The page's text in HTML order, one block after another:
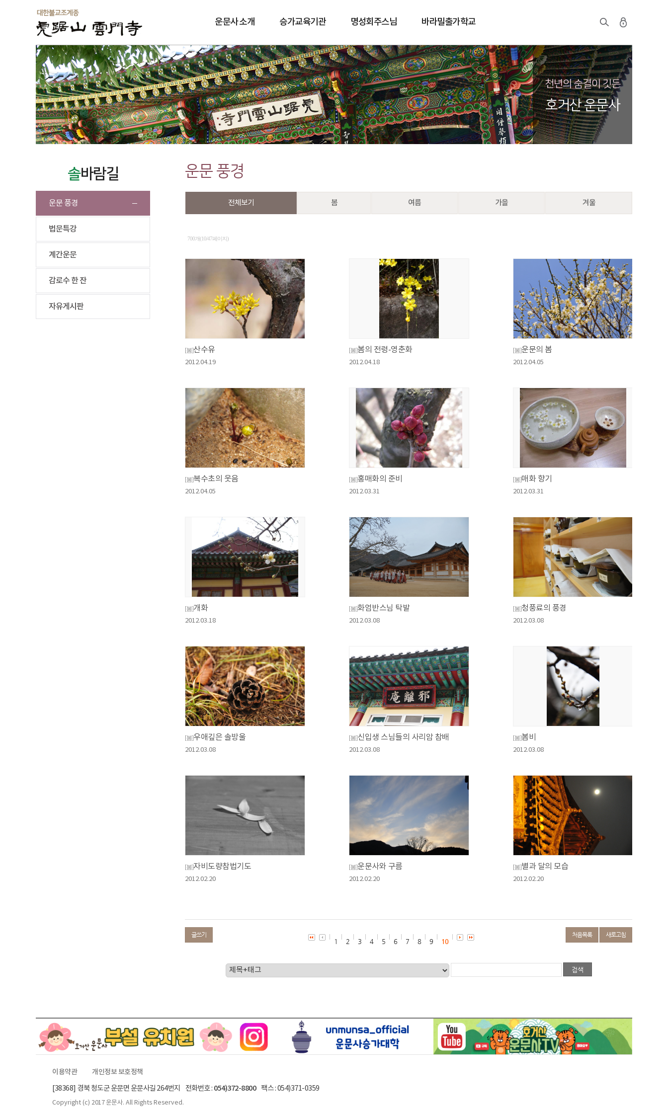
운문사 소개 승가교육기관 명성회주스님 바라밀출가학교
솔바람길
천년의 숨결이 깃든
호거산 운문사
솔바람길
운문 풍경
법문특강
계간운문
감로수 한 잔
자유게시판
운문 풍경
전체보기 봄 여름 가을 겨울
700개(10/47페이지)
[봄]산수유
2012.04.19
[봄]봄의 전령-영춘화
2012.04.18
[봄]운문의 봄
2012.04.05
[봄]복수초의 웃음
2012.04.05
[봄]홍매화의 준비
2012.03.31
[봄]매화 향기
2012.03.31
[봄]개화
2012.03.18
[봄]화엄반스님 탁발
2012.03.08
[봄]청풍료의 풍경
2012.03.08
[봄]우애깊은 솔방울
2012.03.08
[봄]신입생 스님들의 사리암 참배
2012.03.08
[봄]봄비
2012.03.08
[봄]자비도량참법기도
2012.02.20
[봄]운문사와 구름
2012.02.20
[봄]별과 달의 모습
2012.02.20
글쓰기 처음목록 새로고침
1 2 3 4 5 6 7 8 9 10
이용약관
개인정보 보호정책
[38368] 경북 청도군 운문면 운문사길 264번지 전화번호 : 054)372-8800팩스 : 054)371-0359
Copyright (c) 2017 운문사. All Rights Reserved.